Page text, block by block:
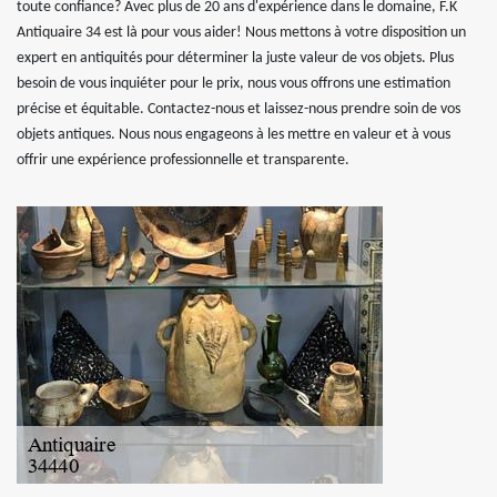
toute confiance? Avec plus de 20 ans d'expérience dans le domaine, F.K
Antiquaire 34 est là pour vous aider! Nous mettons à votre disposition un
expert en antiquités pour déterminer la juste valeur de vos objets. Plus
besoin de vous inquiéter pour le prix, nous vous offrons une estimation
précise et équitable. Contactez-nous et laissez-nous prendre soin de vos
objets antiques. Nous nous engageons à les mettre en valeur et à vous
offrir une expérience professionnelle et transparente.